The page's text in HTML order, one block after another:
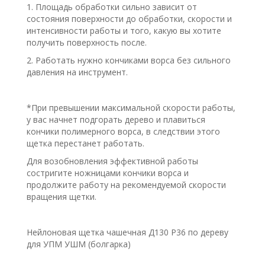
1. Площадь обработки сильно зависит от
состояния поверхности до обработки, скорости и
интенсивности работы и того, какую вы хотите
получить поверхность после.
2. Работать нужно кончиками ворса без сильного
давления на инструмент.
*При превышении максимальной скорости работы,
у вас начнет подгорать дерево и плавиться
кончики полимерного ворса, в следствии этого
щетка перестанет работать.
Для возобновления эффективной работы
состригите ножницами кончики ворса и
продолжите работу на рекомендуемой скорости
вращения щетки.
Нейлоновая щетка чашечная Д130 P36 по дереву
для УПМ УШМ (болгарка)